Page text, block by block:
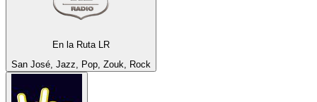
En la Ruta LR
San José, Jazz, Pop, Zouk, Rock